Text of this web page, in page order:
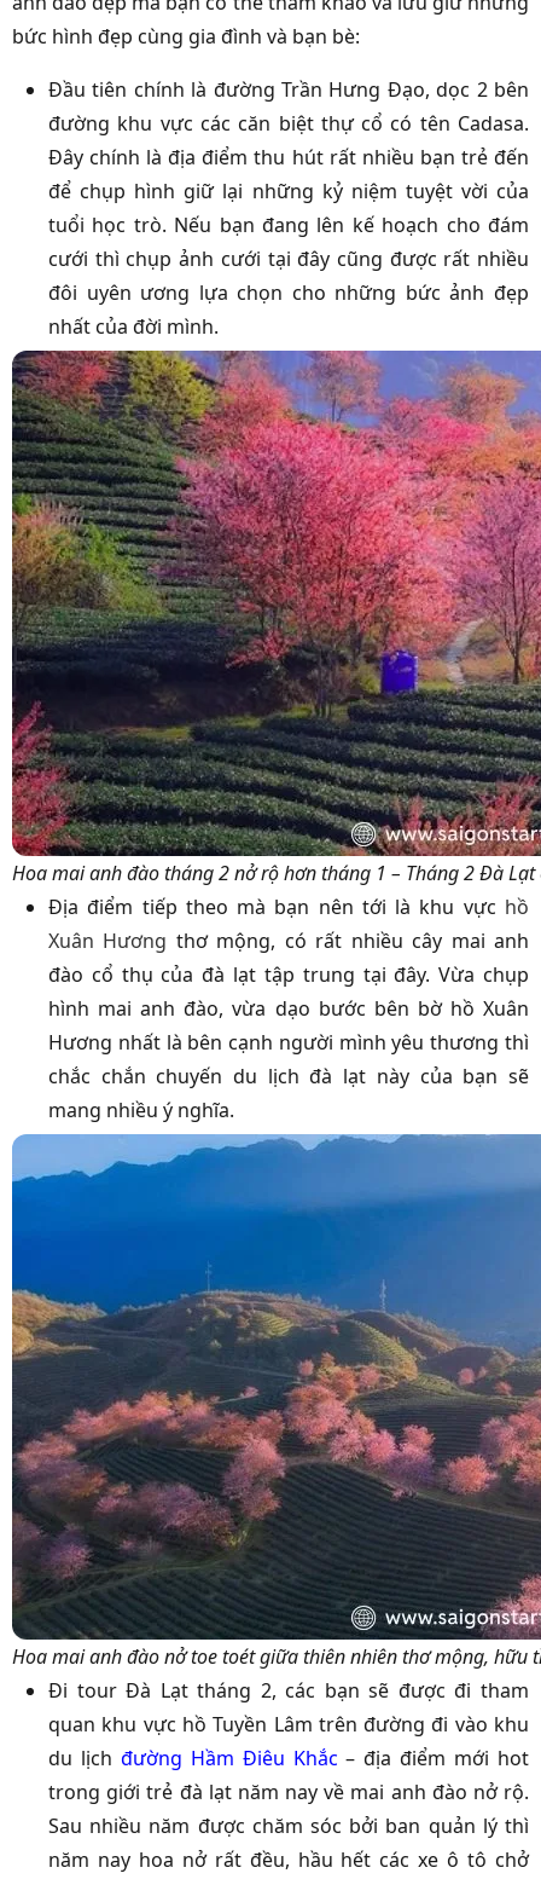
bức hình đẹp cùng gia đình và bạn bè:
Đầu tiên chính là đường Trần Hưng Đạo, dọc 2 bên
đường khu vực các căn biệt thự cổ có tên Cadasa.
Đây chính là địa điểm thu hút rất nhiều bạn trẻ đến
để chụp hình giữ lại những kỷ niệm tuyệt vời của
tuổi học trò. Nếu bạn đang lên kế hoạch cho đám
cưới thì chụp ảnh cưới tại đây cũng được rất nhiều
đôi uyên ương lựa chọn cho những bức ảnh đẹp
nhất của đời mình.
Hoa mai anh đào tháng 2 nở rộ hơn tháng 1 – Tháng 2 Đà Lạt
Địa điểm tiếp theo mà bạn nên tới là khu vực hồ
Xuân Hương thơ mộng, có rất nhiều cây mai anh
đào cổ thụ của đà lạt tập trung tại đây. Vừa chụp
hình mai anh đào, vừa dạo bước bên bờ hồ Xuân
Hương nhất là bên cạnh người mình yêu thương thì
chắc chắn chuyến du lịch đà lạt này của bạn sẽ
mang nhiều ý nghĩa.
Hoa mai anh đào nở toe toét giữa thiên nhiên thơ mộng, hữu
Đi tour Đà Lạt tháng 2, các bạn sẽ được đi tham
quan khu vực hồ Tuyền Lâm trên đường đi vào khu
du lịch đường Hầm Điêu Khắc– địa điểm mới hot
trong giới trẻ đà lạt năm nay về mai anh đào nở rộ.
Sau nhiều năm được chăm sóc bởi ban quản lý thì
năm nay hoa nở rất đều, hầu hết các xe ô tô chở